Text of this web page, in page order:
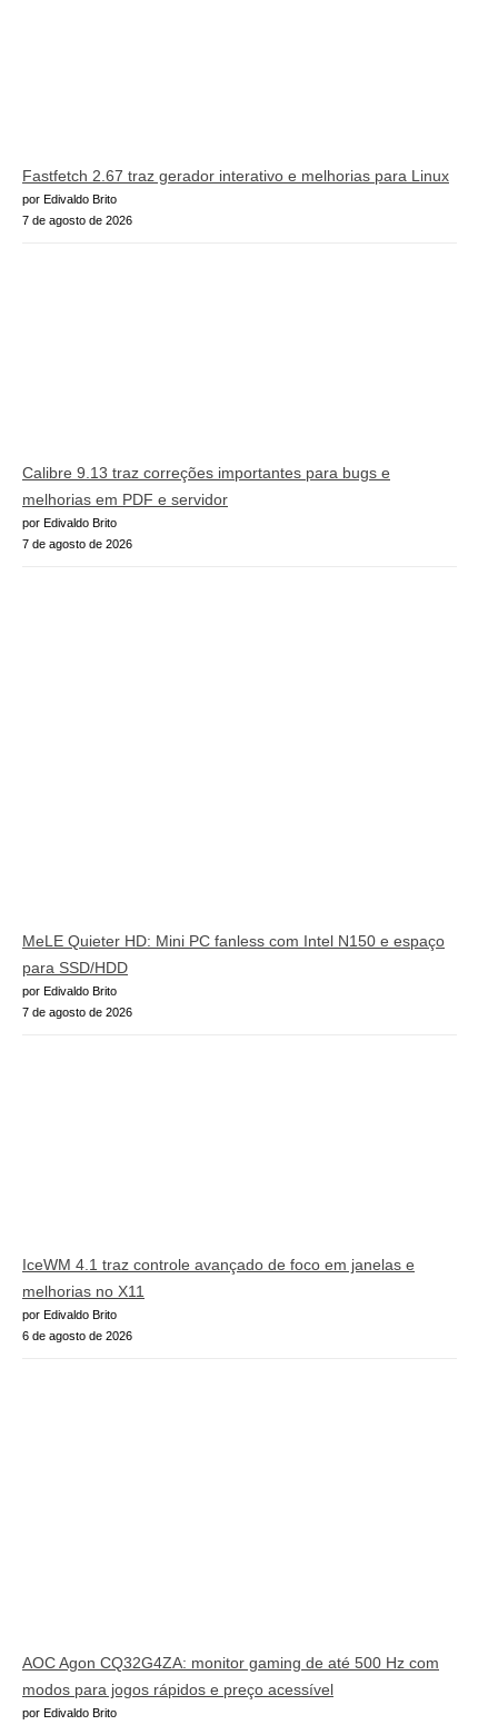
Fastfetch 2.67 traz gerador interativo e melhorias para Linux
por Edivaldo Brito
7 de agosto de 2026
Calibre 9.13 traz correções importantes para bugs e
melhorias em PDF e servidor
por Edivaldo Brito
7 de agosto de 2026
MeLE Quieter HD: Mini PC fanless com Intel N150 e espaço
para SSD/HDD
por Edivaldo Brito
7 de agosto de 2026
IceWM 4.1 traz controle avançado de foco em janelas e
melhorias no X11
por Edivaldo Brito
6 de agosto de 2026
AOC Agon CQ32G4ZA: monitor gaming de até 500 Hz com
modos para jogos rápidos e preço acessível
por Edivaldo Brito